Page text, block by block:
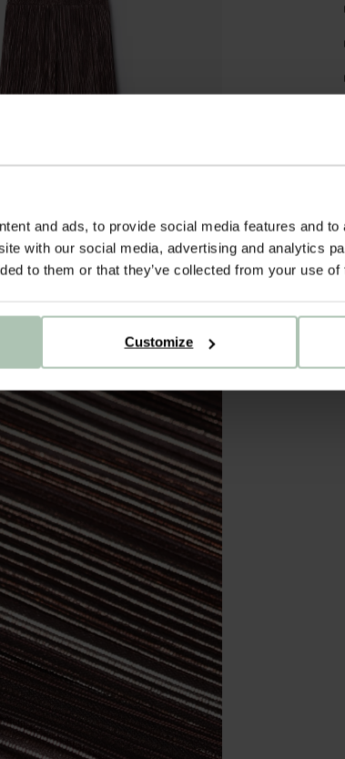
and ads, to provide social media features and
with our social media, advertising and analytics
to them or that they’ve collected from your use
Customize